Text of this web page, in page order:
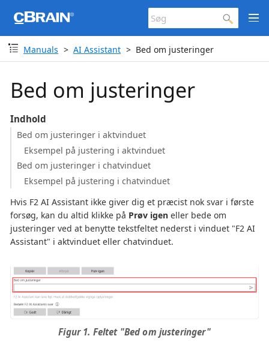
Manuals AI Assistant Bed om justeringer
Bed om justeringer
Indhold
Bed om justeringer i aktvinduet
Eksempel på justering i aktvinduet
Bed om justeringer i chatvinduet
Eksempel på justering i chatvinduet
Hvis F2 AI Assistant ikke giver dig et præcist nok svar i første
forsøg, kan du altid klikke på Prøv igen eller bede om
justeringer ved at benytte tekstfeltet nederst i vinduet "F2 AI
Assistant" i aktvinduet eller chatvinduet.
Figur 1. Feltet "Bed om justeringer"